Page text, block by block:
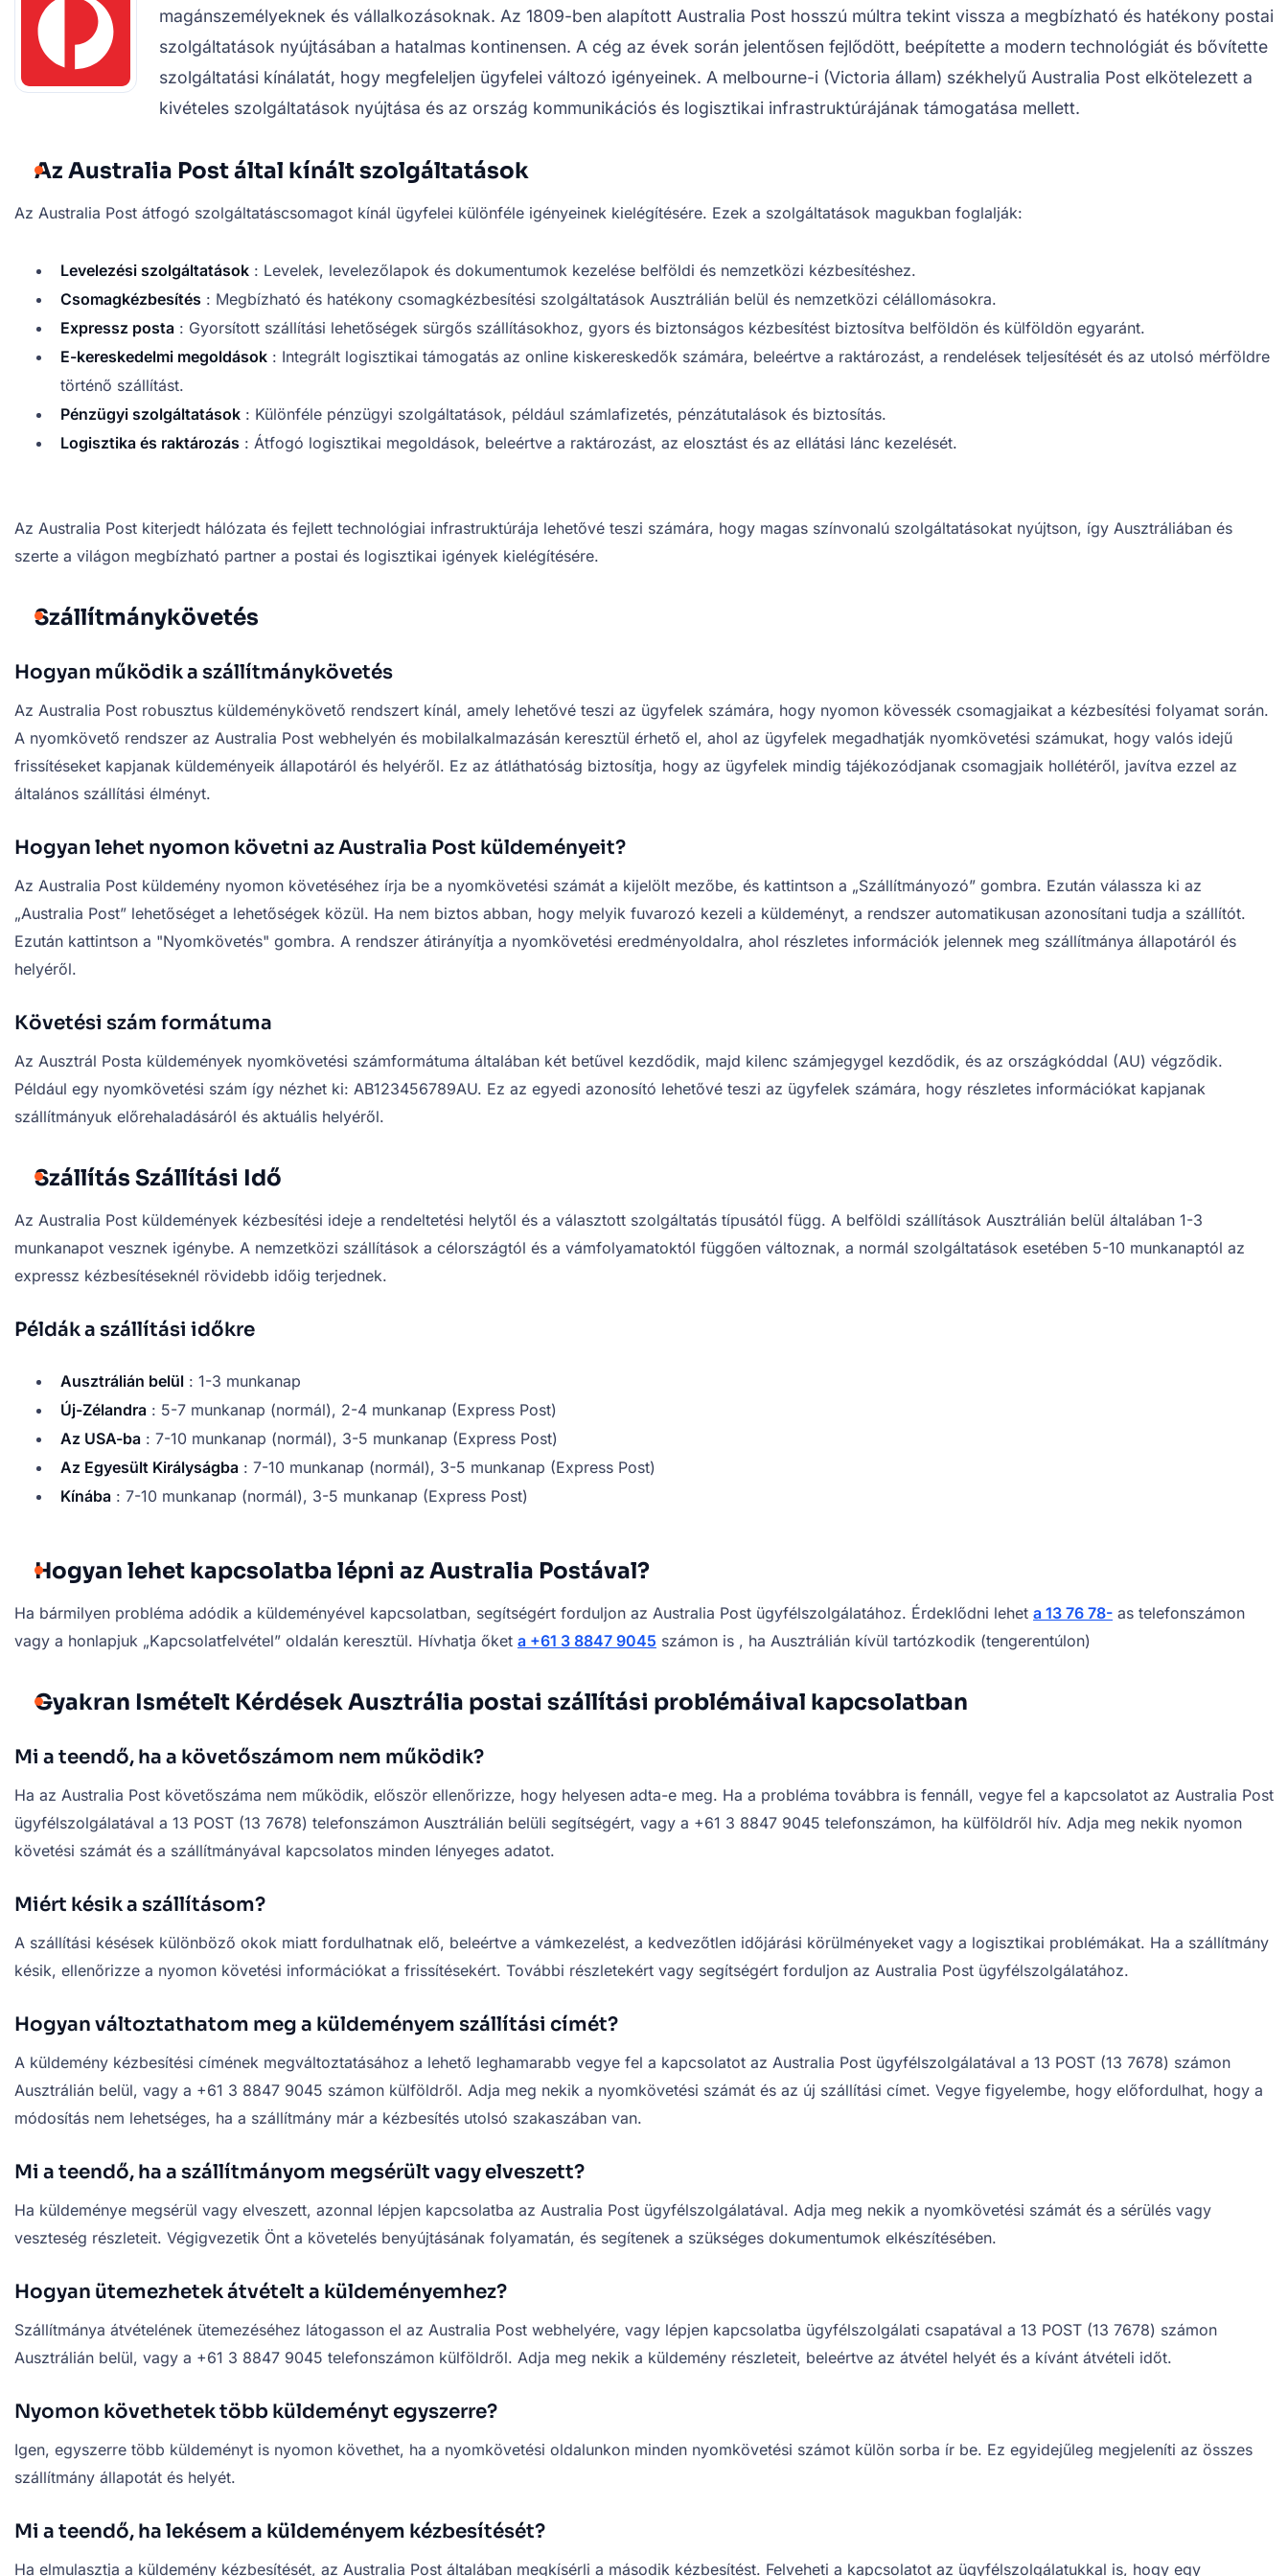
magánszemélyeknek és vállalkozásoknak. Az 1809-ben alapított Australia Post hosszú múltra tekint vissza a megbízható és hatékony postai
szolgáltatások nyújtásában a hatalmas kontinensen. A cég az évek során jelentősen fejlődött, beépítette a modern technológiát és bővítette
szolgáltatási kínálatát, hogy megfeleljen ügyfelei változó igényeinek. A melbourne-i (Victoria állam) székhelyű Australia Post elkötelezett a
kivételes szolgáltatások nyújtása és az ország kommunikációs és logisztikai infrastruktúrájának támogatása mellett.
Az Australia Post által kínált szolgáltatások
Az Australia Post átfogó szolgáltatáscsomagot kínál ügyfelei különféle igényeinek kielégítésére. Ezek a szolgáltatások magukban foglalják:
Levelezési szolgáltatások : Levelek, levelezőlapok és dokumentumok kezelése belföldi és nemzetközi kézbesítéshez.
Csomagkézbesítés : Megbízható és hatékony csomagkézbesítési szolgáltatások Ausztrálián belül és nemzetközi célállomásokra.
Expressz posta : Gyorsított szállítási lehetőségek sürgős szállításokhoz, gyors és biztonságos kézbesítést biztosítva belföldön és külföldön egyaránt.
E-kereskedelmi megoldások : Integrált logisztikai támogatás az online kiskereskedők számára, beleértve a raktározást, a rendelések teljesítését és az utolsó mérföldre
történő szállítást.
Pénzügyi szolgáltatások : Különféle pénzügyi szolgáltatások, például számlafizetés, pénzátutalások és biztosítás.
Logisztika és raktározás : Átfogó logisztikai megoldások, beleértve a raktározást, az elosztást és az ellátási lánc kezelését.
Az Australia Post kiterjedt hálózata és fejlett technológiai infrastruktúrája lehetővé teszi számára, hogy magas színvonalú szolgáltatásokat nyújtson, így Ausztráliában és
szerte a világon megbízható partner a postai és logisztikai igények kielégítésére.
Szállítmánykövetés
Hogyan működik a szállítmánykövetés
Az Australia Post robusztus küldeménykövető rendszert kínál, amely lehetővé teszi az ügyfelek számára, hogy nyomon kövessék csomagjaikat a kézbesítési folyamat során.
A nyomkövető rendszer az Australia Post webhelyén és mobilalkalmazásán keresztül érhető el, ahol az ügyfelek megadhatják nyomkövetési számukat, hogy valós idejű
frissítéseket kapjanak küldeményeik állapotáról és helyéről. Ez az átláthatóság biztosítja, hogy az ügyfelek mindig tájékozódjanak csomagjaik hollétéről, javítva ezzel az
általános szállítási élményt.
Hogyan lehet nyomon követni az Australia Post küldeményeit?
Az Australia Post küldemény nyomon követéséhez írja be a nyomkövetési számát a kijelölt mezőbe, és kattintson a „Szállítmányozó” gombra. Ezután válassza ki az
„Australia Post” lehetőséget a lehetőségek közül. Ha nem biztos abban, hogy melyik fuvarozó kezeli a küldeményt, a rendszer automatikusan azonosítani tudja a szállítót.
Ezután kattintson a "Nyomkövetés" gombra. A rendszer átirányítja a nyomkövetési eredményoldalra, ahol részletes információk jelennek meg szállítmánya állapotáról és
helyéről.
Követési szám formátuma
Az Ausztrál Posta küldemények nyomkövetési számformátuma általában két betűvel kezdődik, majd kilenc számjegygel kezdődik, és az országkóddal (AU) végződik.
Például egy nyomkövetési szám így nézhet ki: AB123456789AU. Ez az egyedi azonosító lehetővé teszi az ügyfelek számára, hogy részletes információkat kapjanak
szállítmányuk előrehaladásáról és aktuális helyéről.
Szállítás Szállítási Idő
Az Australia Post küldemények kézbesítési ideje a rendeltetési helytől és a választott szolgáltatás típusától függ. A belföldi szállítások Ausztrálián belül általában 1-3
munkanapot vesznek igénybe. A nemzetközi szállítások a célországtól és a vámfolyamatoktól függően változnak, a normál szolgáltatások esetében 5-10 munkanaptól az
expressz kézbesítéseknél rövidebb időig terjednek.
Példák a szállítási időkre
Ausztrálián belül : 1-3 munkanap
Új-Zélandra : 5-7 munkanap (normál), 2-4 munkanap (Express Post)
Az USA-ba : 7-10 munkanap (normál), 3-5 munkanap (Express Post)
Az Egyesült Királyságba : 7-10 munkanap (normál), 3-5 munkanap (Express Post)
Kínába : 7-10 munkanap (normál), 3-5 munkanap (Express Post)
Hogyan lehet kapcsolatba lépni az Australia Postával?
Ha bármilyen probléma adódik a küldeményével kapcsolatban, segítségért forduljon az Australia Post ügyfélszolgálatához. Érdeklődni lehet a 13 76 78- as telefonszámon
vagy a honlapjuk „Kapcsolatfelvétel” oldalán keresztül. Hívhatja őket a +61 3 8847 9045 számon is , ha Ausztrálián kívül tartózkodik (tengerentúlon)
Gyakran Ismételt Kérdések Ausztrália postai szállítási problémáival kapcsolatban
Mi a teendő, ha a követőszámom nem működik?
Ha az Australia Post követőszáma nem működik, először ellenőrizze, hogy helyesen adta-e meg. Ha a probléma továbbra is fennáll, vegye fel a kapcsolatot az Australia Post
ügyfélszolgálatával a 13 POST (13 7678) telefonszámon Ausztrálián belüli segítségért, vagy a +61 3 8847 9045 telefonszámon, ha külföldről hív. Adja meg nekik nyomon
követési számát és a szállítmányával kapcsolatos minden lényeges adatot.
Miért késik a szállításom?
A szállítási késések különböző okok miatt fordulhatnak elő, beleértve a vámkezelést, a kedvezőtlen időjárási körülményeket vagy a logisztikai problémákat. Ha a szállítmány
késik, ellenőrizze a nyomon követési információkat a frissítésekért. További részletekért vagy segítségért forduljon az Australia Post ügyfélszolgálatához.
Hogyan változtathatom meg a küldeményem szállítási címét?
A küldemény kézbesítési címének megváltoztatásához a lehető leghamarabb vegye fel a kapcsolatot az Australia Post ügyfélszolgálatával a 13 POST (13 7678) számon
Ausztrálián belül, vagy a +61 3 8847 9045 számon külföldről. Adja meg nekik a nyomkövetési számát és az új szállítási címet. Vegye figyelembe, hogy előfordulhat, hogy a
módosítás nem lehetséges, ha a szállítmány már a kézbesítés utolsó szakaszában van.
Mi a teendő, ha a szállítmányom megsérült vagy elveszett?
Ha küldeménye megsérül vagy elveszett, azonnal lépjen kapcsolatba az Australia Post ügyfélszolgálatával. Adja meg nekik a nyomkövetési számát és a sérülés vagy
veszteség részleteit. Végigvezetik Önt a követelés benyújtásának folyamatán, és segítenek a szükséges dokumentumok elkészítésében.
Hogyan ütemezhetek átvételt a küldeményemhez?
Szállítmánya átvételének ütemezéséhez látogasson el az Australia Post webhelyére, vagy lépjen kapcsolatba ügyfélszolgálati csapatával a 13 POST (13 7678) számon
Ausztrálián belül, vagy a +61 3 8847 9045 telefonszámon külföldről. Adja meg nekik a küldemény részleteit, beleértve az átvétel helyét és a kívánt átvételi időt.
Nyomon követhetek több küldeményt egyszerre?
Igen, egyszerre több küldeményt is nyomon követhet, ha a nyomkövetési oldalunkon minden nyomkövetési számot külön sorba ír be. Ez egyidejűleg megjeleníti az összes
szállítmány állapotát és helyét.
Mi a teendő, ha lekésem a küldeményem kézbesítését?
Ha elmulasztja a küldemény kézbesítését, az Australia Post általában megkísérli a második kézbesítést. Felveheti a kapcsolatot az ügyfélszolgálatukkal is, hogy egy